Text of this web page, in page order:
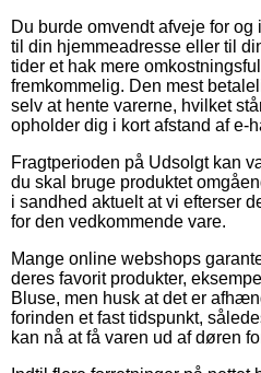
Du burde omvendt afveje for
til din hjemmeadresse eller til
tider et hak mere
fremkommelig. Den mest
selv at hente varerne, hvilket
opholder dig i kort afstand af e-
Fragtperioden på Udsolgt kan
du skal bruge produktet
i sandhed aktuelt at vi efterser
for den vedkommende vare.
Mange online webshops
deres favorit produkter,
Bluse, men husk at det er
forinden et fast tidspunkt,
kan nå at få varen ud af døren